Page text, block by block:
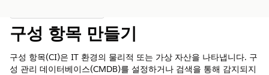
구성 항목 만들기
구성 항목(CI)은 IT 환경의 물리적 또는 가상 자산을 나타냅니다. 구
성 관리 데이터베이스(CMDB)를 설정하거나 검색을 통해 감지되지